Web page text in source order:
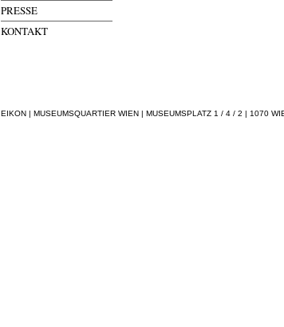
PRESSE
KONTAKT
EIKON | MUSEUMSQUARTIER WIEN | MUSEUMSPLATZ 1 / 4 / 2 | 1070